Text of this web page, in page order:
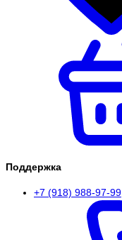
Поддержка
+7 (918) 988-97-99